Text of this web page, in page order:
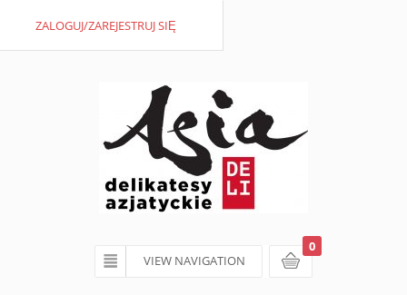
VIEW NAVIGATION
ZALOGUJ/ZAREJESTRUJ SIĘ
koszyk
0